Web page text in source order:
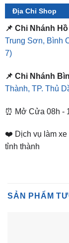
Địa Chỉ Shop
📌 Chi Nhánh
Trung Sơn, Bình
7)
📌 Chi Nhánh
Thành, TP. Thủ
⏰ Mở Cửa 08h -
❤️ Dịch vụ làm xe
tỉnh thành
SẢN PHẨM